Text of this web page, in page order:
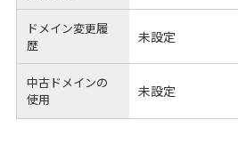
ドメイン変更履
歴
未設定
中古ドメインの
使用
未設定